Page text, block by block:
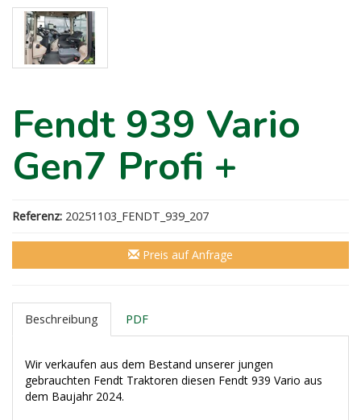
Fendt 939 Vario
Gen7 Profi +
Referenz: 20251103_FENDT_939_207
Preis auf Anfrage
Beschreibung PDF
Wir verkaufen aus dem Bestand unserer jungen
gebrauchten Fendt Traktoren diesen Fendt 939 Vario aus
dem Baujahr 2024.